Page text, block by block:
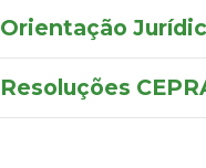
Orientação
Resoluções